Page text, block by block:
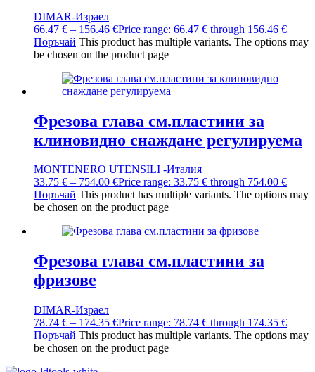
DIMAR-Израел
66.47 € – 156.46 €Price range: 66.47 € through 156.46 €
Поръчай This product has multiple variants. The options may
be chosen on the product page
Фрезова глава см.пластини за
клиновидно снаждане регулируема
MONTENERO UTENSILI -Италия
33.75 € – 754.00 €Price range: 33.75 € through 754.00 €
Поръчай This product has multiple variants. The options may
be chosen on the product page
Фрезова глава см.пластини за
фризове
DIMAR-Израел
78.74 € – 174.35 €Price range: 78.74 € through 174.35 €
Поръчай This product has multiple variants. The options may
be chosen on the product page